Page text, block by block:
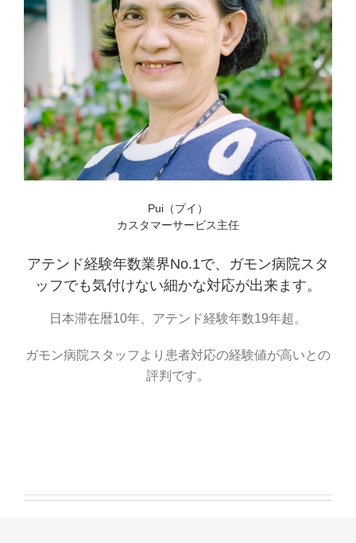
Pui（プイ）
カスタマーサービス主任
アテンド経験年数業界No.1で、ガモン病院スタ
ッフでも気付けない細かな対応が出来ます。
日本滞在暦10年、アテンド経験年数19年超。
ガモン病院スタッフより患者対応の経験値が高いとの
評判です。